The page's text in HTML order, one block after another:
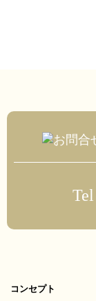
Tel
コンセプト